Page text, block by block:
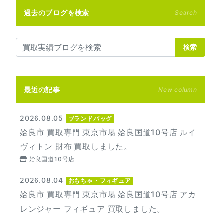
過去のブログを検索 Search
検索
最近の記事 New column
2026.08.05 ブランドバッグ
姶良市 買取専門 東京市場 姶良国道10号店 ルイ
ヴィトン 財布 買取しました。
姶良国道10号店
2026.08.04 おもちゃ・フィギュア
姶良市 買取専門 東京市場 姶良国道10号店 アカ
レンジャー フィギュア 買取しました。